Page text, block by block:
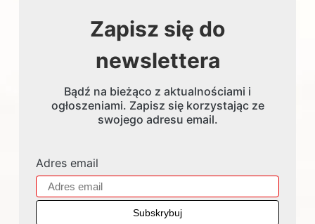
Zapisz się do
newslettera
Bądź na bieżąco z aktualnościami i
ogłoszeniami. Zapisz się korzystając ze
swojego adresu email.
Adres email